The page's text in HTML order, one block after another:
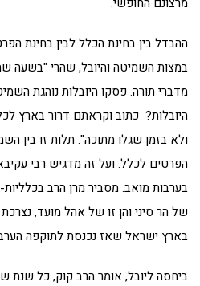
ההבדל בין בחינת הכלל לבין בחינת
במצות השמיטה והיובל, שהרי "בשעה
מדברי תורה. פסקו היובלות נוהגת
היובלות? כתוב וקראתם דרור בארץ
ולא בזמן שגלו מתוכה". תלות זו בין
הפרטים לכלל. ועל זה מדגיש רבי
בערבות מואב. מסביר מרן הרב
של הר סיני והן זו של אהל מועד,
בארץ ישראל שאז נכנסת לתוקפה
ביחסה ליובל, אומר הרב קוק, כל שנת